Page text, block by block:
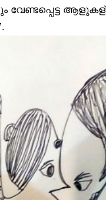
വേണ്ടപ്പെട്ട ആളുകള്